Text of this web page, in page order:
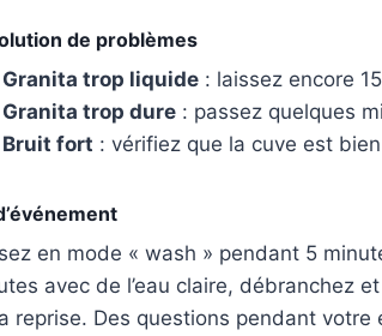
de problèmes
Granita trop liquide : laissez encore
Granita trop dure : passez quelques
Bruit fort : vérifiez que la cuve est
en mode « wash » pendant 5
avec de l’eau claire, débranchez
reprise. Des questions pendant